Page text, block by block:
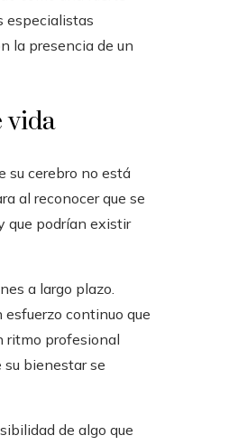
especialistas
la presencia de un
vida
su cerebro no está
al reconocer que se
que podrían existir
a largo plazo.
continuo que
ritmo profesional
bienestar se
de algo que